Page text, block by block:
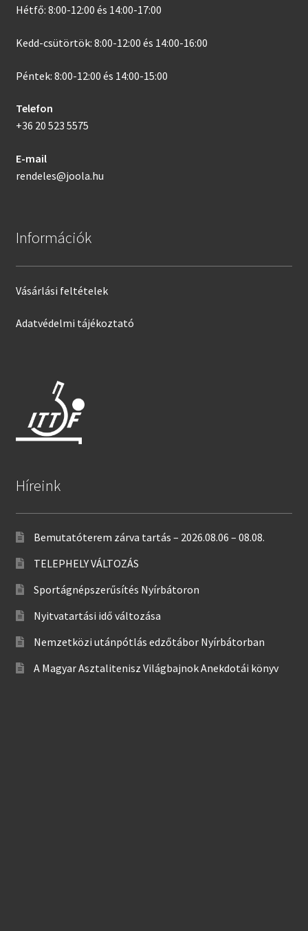
Hétfő: 8:00-12:00 és 14:00-17:00
Kedd-csütörtök: 8:00-12:00 és 14:00-16:00
Péntek: 8:00-12:00 és 14:00-15:00
Telefon
+36 20 523 5575
E-mail
rendeles@joola.hu
Információk
Vásárlási feltételek
Adatvédelmi tájékoztató
Híreink
Bemutatóterem zárva tartás – 2026.08.06 – 08.08.
TELEPHELY VÁLTOZÁS
Sportágnépszerűsítés Nyírbátoron
Nyitvatartási idő változása
Nemzetközi utánpótlás edzőtábor Nyírbátorban
A Magyar Asztalitenisz Világbajnok Anekdotái könyv